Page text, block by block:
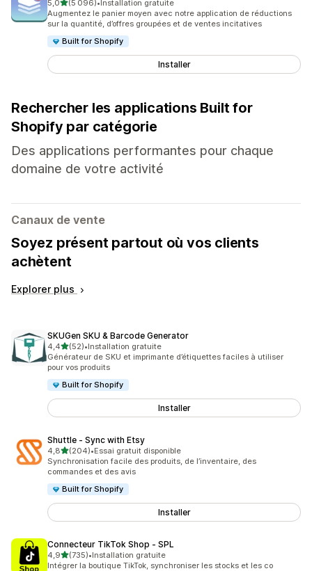
5,0étoile(s) sur 5
(5 096)
5096 avis au total
• Installation gratuite
Augmentez le panier moyen avec notre application de réductions
sur la quantité, d’offres groupées et de ventes incitatives
Built for Shopify
Installer
Rechercher les applications Built for
Shopify par catégorie
Des applications performantes pour chaque
domaine de votre activité
Canaux de vente
Soyez présent partout où vos clients
achètent
Explorer plus
SKUGen SKU & Barcode Generator
4,4étoile(s) sur 5
(52)
52 avis au total
•Installation gratuite
Générateur de SKU et imprimante d’étiquettes faciles à utiliser
pour vos produits
Built for Shopify
Installer
Shuttle ‑ Sync with Etsy
4,8étoile(s) sur 5
(204)
204 avis au total
•Essai gratuit disponible
Synchronisation facile des produits, de l’inventaire, des
commandes et des avis
Built for Shopify
Installer
Connecteur TikTok Shop ‑ SPL
4,9étoile(s) sur 5
(735)
735 avis au total
•Installation gratuite
Intégrer la boutique TikTok, synchroniser les stocks et les co